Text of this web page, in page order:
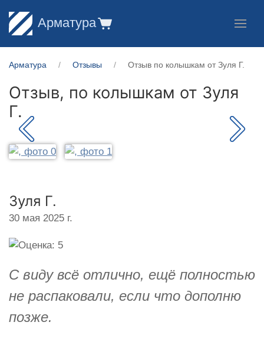
Арматура
Арматура Отзывы Отзыв по колышкам от Зуля Г.
Отзыв, по колышкам от Зуля
Г.
Зуля Г.
30 мая 2025 г.
С виду всё отлично, ещё полностью
не распаковали, если что дополню
позже.